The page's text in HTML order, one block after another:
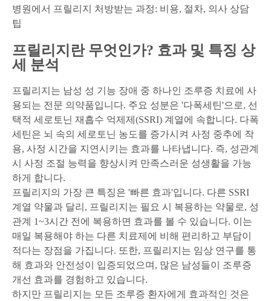
병원에서 프릴리지 처방받는 과정: 비용, 절차, 의사 상담
팁
프릴리지란 무엇인가? 효과 및 특징 상
세 분석
프릴리지는 남성 성 기능 장애 중 하나인 조루증 치료에 사
용되는 전문 의약품입니다. 주요 성분은 '다폭세틴'으로, 선
택적 세로토닌 재흡수 억제제(SSRI) 계열에 속합니다. 다폭
세틴은 뇌 속의 세로토닌 농도를 증가시켜 사정 중추에 작
용, 사정 시간을 지연시키는 효과를 나타냅니다. 즉, 성관계
시 사정 조절 능력을 향상시켜 만족스러운 성생활을 가능
하게 합니다.
프릴리지의 가장 큰 특징은 '빠른 효과'입니다. 다른 SSRI
계열 약물과 달리, 프릴리지는 필요 시 복용하는 약물로, 성
관계 1~3시간 전에 복용하면 효과를 볼 수 있습니다. 이는
매일 복용해야 하는 다른 치료제에 비해 편리하고 부담이
적다는 장점을 가집니다. 또한, 프릴리지는 임상 연구를 통
해 효과와 안전성이 입증되었으며, 많은 남성들이 조루증
개선 효과를 경험하고 있습니다.
하지만 프릴리지는 모든 조루증 환자에게 효과적인 것은